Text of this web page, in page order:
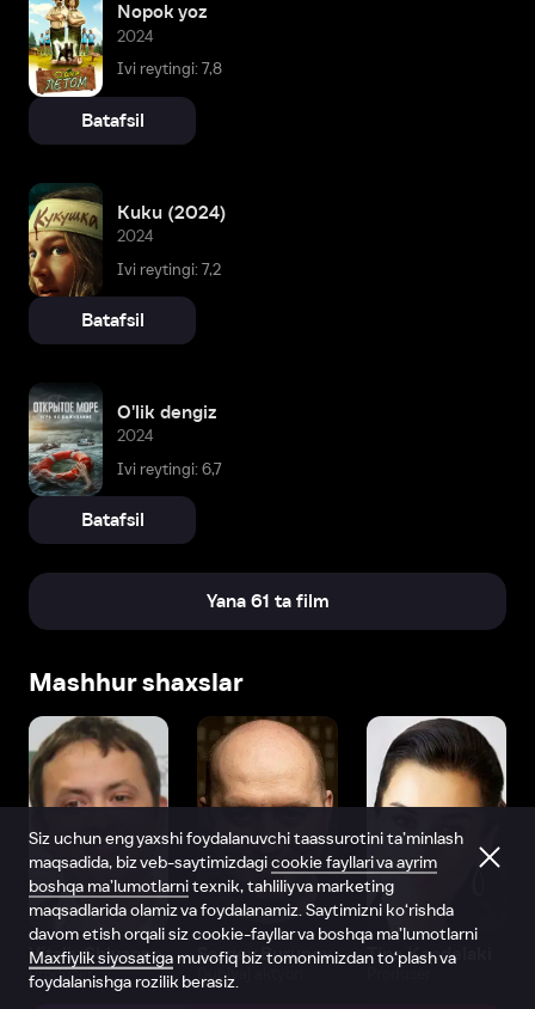
Nopok yoz
2024
Ivi reytingi: 7,8
Batafsil
Kuku (2024)
2024
Ivi reytingi: 7,2
Batafsil
O'lik dengiz
2024
Ivi reytingi: 6,7
Batafsil
Yana 61 ta film
Mashhur shaxslar
Vitaliy Shlyappo
Produser
Sergey Burunov
Dublyaj aktyori
Tina Kandelaki
Siz uchun eng yaxshi foydalanuvchi taassurotini ta’minlash
maqsadida, biz veb-saytimizdagicookie fayllari va ayrim
boshqa ma’lumotlarnitexnik, tahliliy va marketing
maqsadlarida olamiz va foydalanamiz. Saytimizni ko‘rishda
davom etish orqali siz cookie-fayllar va boshqa ma’lumotlarni
Maxfiylik siyosatiga muvofiq biz tomonimizdan to‘plash va
foydalanishga rozilik berasiz.